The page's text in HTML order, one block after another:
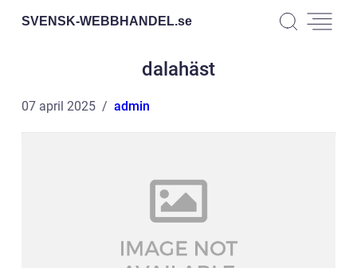
SVENSK-WEBBHANDEL.se
dalahäst
07 april 2025 admin